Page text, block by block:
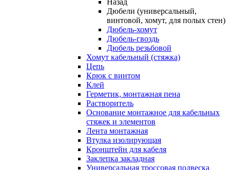
Назад
Дюбели (универсальный,
винтовой, хомут, для полых стен)
Дюбель-хомут
Дюбель-гвоздь
Дюбель резьбовой
Хомут кабельный (стяжка)
Цепь
Крюк с винтом
Клей
Герметик, монтажная пена
Растворитель
Основание монтажное для кабельных
стяжек и элементов
Лента монтажная
Втулка изолирующая
Кронштейн для кабеля
Заклепка закладная
Универсальная троссовая подвеска